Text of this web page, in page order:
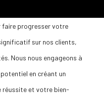
nous offrons des
progresser votre
sur nos clients,
Nous nous engageons à
en créant un
réussite et votre bien-